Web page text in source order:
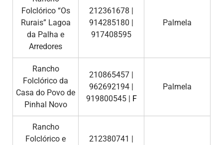
Folclórico “Os
Rurais” Lagoa
da Palha e
Arredores
212361678 |
914285180 |
917408595
Palmela
Rancho
Folclórico da
Casa do Povo de
Pinhal Novo
210865457 |
962692194 |
919800545 | F
Palmela
Rancho
Folclórico e
212380741 |